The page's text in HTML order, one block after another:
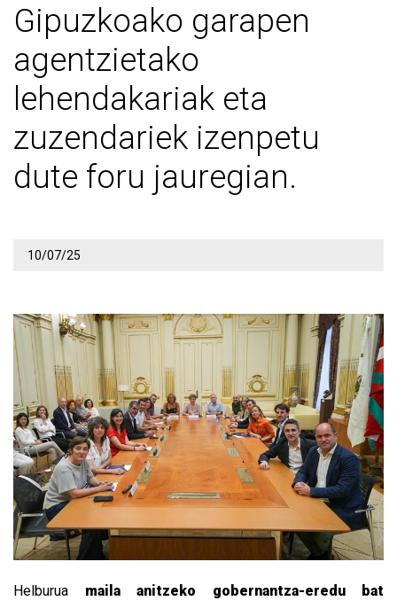
Gipuzkoako garapen
agentzietako
lehendakariak eta
zuzendariek izenpetu
dute foru jauregian.
10/07/25
Helburua maila anitzeko gobernantza-eredu bat